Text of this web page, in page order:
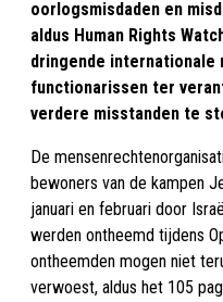
oorlogsmisdaden en
aldus Human Rights
dringende internationale
functionarissen ter
verdere misstanden te
De
bewoners van de kampen
januari en februari door
werden ontheemd tijdens
ontheemden mogen niet
verwoest, aldus het 105